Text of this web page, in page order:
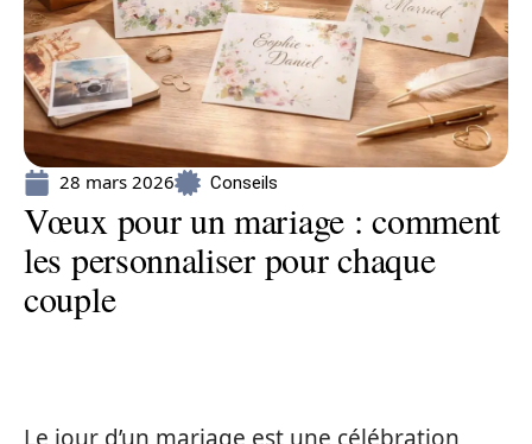
28 mars 2026 Conseils
Vœux pour un mariage : comment
les personnaliser pour chaque
couple